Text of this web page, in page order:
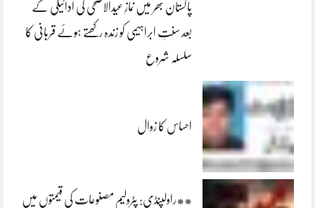
پاکستان بھر میں نمازِ عیدالاضحی کی ادائیگی کے
بعد سنتِ ابراہیمی کو زندہ رکھتے ہوئے قربانی کا
سلسلہ شروع
احساس کا زوال
**راولپنڈی: پٹرولیم مصنوعات کی قیمتوں میں